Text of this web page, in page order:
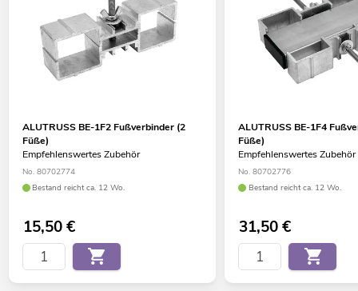
ALUTRUSS BE-1F2 Fußverbinder (2
Füße)
Empfehlenswertes Zubehör
No. 80702774
Bestand reicht ca. 12 Wo.
15,50€
ALUTRUSS BE-1F4
Füße)
Empfehlenswertes Zubehör
No. 80702776
Bestand reicht ca. 12 Wo.
31,50€